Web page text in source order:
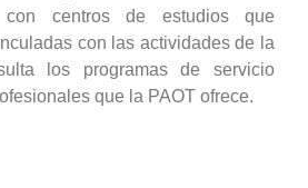
con centros de estudios que
con las actividades de la
los programas de servicio
que la PAOT ofrece.